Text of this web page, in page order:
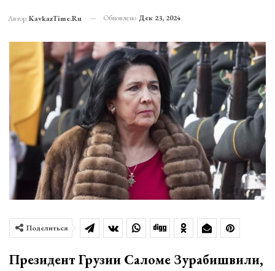
Автор KavkazTime.ru Обновлено Дек 23, 2024
Поделиться
Президент Грузии Саломе Зурабишвили,